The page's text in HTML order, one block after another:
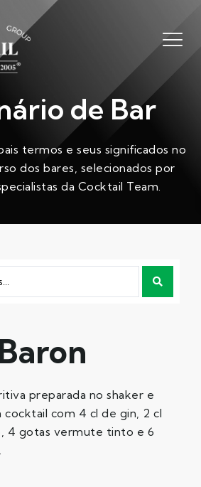
de Bar
termos e seus significados no
dos bares, selecionados por
da Cocktail Team.
Baron
preparada no shaker e
cocktail com 4 cl de gin, 2 cl
4 gotas vermute tinto e 6